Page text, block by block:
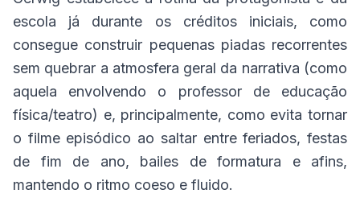
escola já durante os créditos iniciais, como
consegue construir pequenas piadas recorrentes
sem quebrar a atmosfera geral da narrativa (como
aquela envolvendo o professor de educação
física/teatro) e, principalmente, como evita tornar
o filme episódico ao saltar entre feriados, festas
de fim de ano, bailes de formatura e afins,
mantendo o ritmo coeso e fluido.